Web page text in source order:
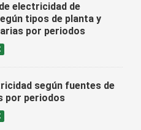
electricidad de
tipos de planta y
por periodos
según fuentes de
por periodos